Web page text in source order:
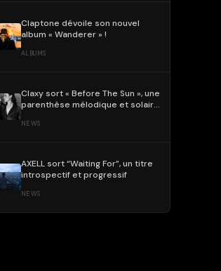
Claptone dévoile son nouvel
album « Wanderer » !
ALBUMS
Claxy sort « Before The Sun », une
parenthèse mélodique et solaire
NEWS
AXELL sort “Waiting For”, un titre
introspectif et progressif
NEWS